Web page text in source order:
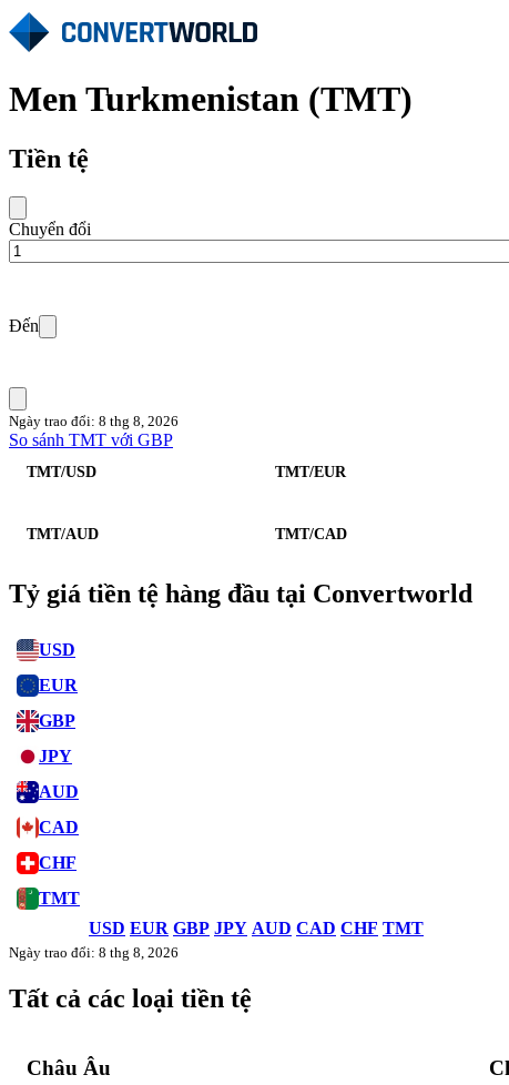
Men Turkmenistan (TMT)
Tiền tệ
Chuyển đổi
Đến
Ngày trao đổi: 8 thg 8, 2026
So sánh TMT với GBP
TMT/USD TMT/EUR
TMT/AUD TMT/CAD
Tỷ giá tiền tệ hàng đầu tại Convertworld
USD
EUR
GBP
JPY
AUD
CAD
CHF
TMT
USD EUR GBP JPY AUD CAD CHF TMT
Ngày trao đổi: 8 thg 8, 2026
Tất cả các loại tiền tệ
Châu Âu